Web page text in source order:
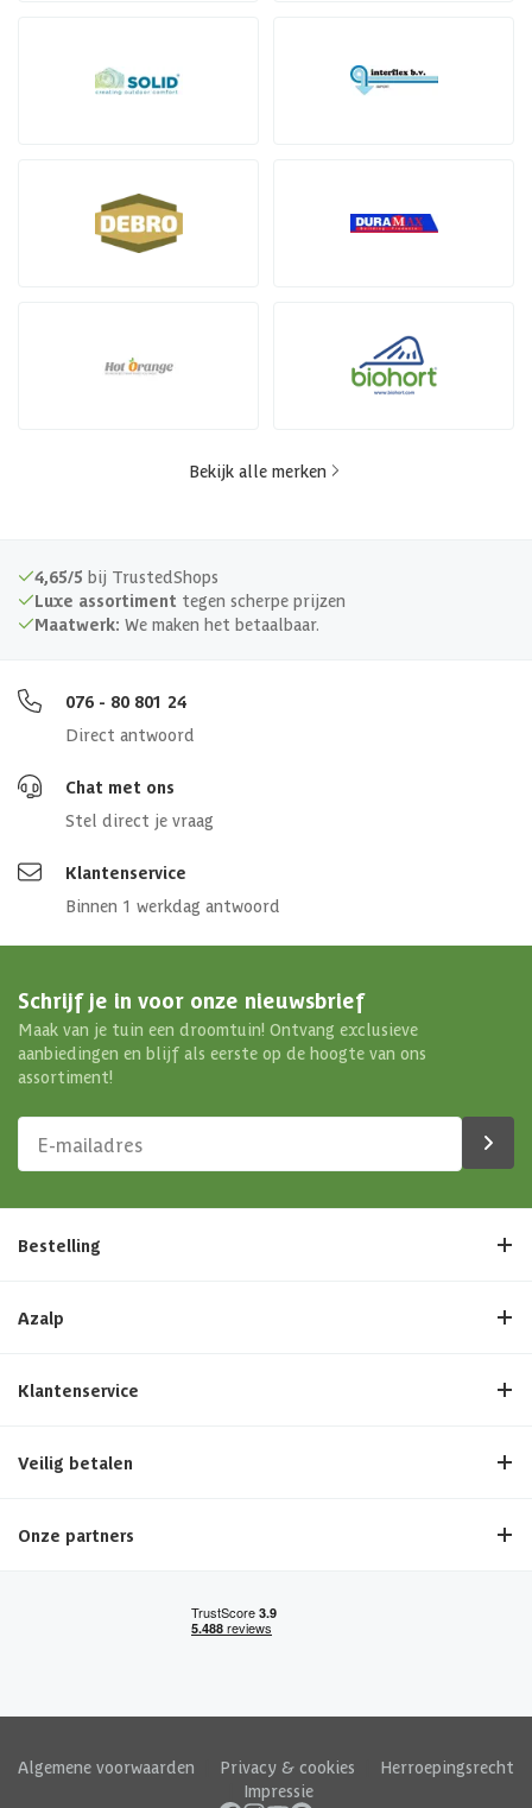
Bekijk alle merken
4,65/5 bij TrustedShops
Luxe assortiment tegen scherpe prijzen
Maatwerk: We maken het betaalbaar.
076 - 80 801 24
Direct antwoord
Chat met ons
Stel direct je vraag
Klantenservice
Binnen 1 werkdag antwoord
Schrijf je in voor onze nieuwsbrief
Maak van je tuin een droomtuin! Ontvang exclusieve
aanbiedingen en blijf als eerste op de hoogte van ons
assortiment!
Bestelling
Azalp
Klantenservice
Veilig betalen
Onze partners
Algemene voorwaarden Privacy & cookies
Herroepingsrecht
Impressie